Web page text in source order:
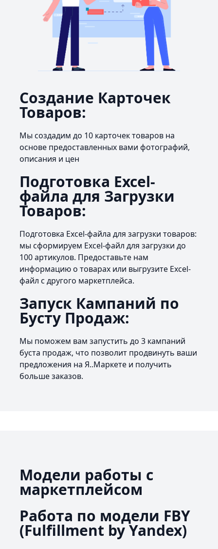
Создание Карточек
Товаров:
Мы создадим до 10 карточек товаров на
основе предоставленных вами фотографий,
описания и цен
Подготовка Excel-
файла для Загрузки
Товаров:
Подготовка Excel-файла для загрузки товаров:
мы сформируем Excel-файл для загрузки до
100 артикулов. Предоставьте нам
информацию о товарах или выгрузите Excel-
файл с другого маркетплейса.
Запуск Кампаний по
Бусту Продаж:
Мы поможем вам запустить до 3 кампаний
буста продаж, что позволит продвинуть ваши
предложения на Я..Маркете и получить
больше заказов.
Модели работы с
маркетплейсом
Работа по модели FBY
(Fulfillment by Yandex)